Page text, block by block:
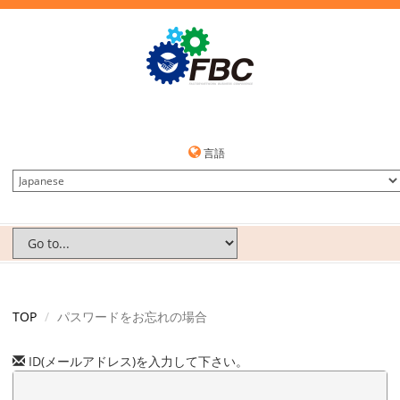
言語
TOP パスワードをお忘れの場合
ID(メールアドレス)を入力して下さい。